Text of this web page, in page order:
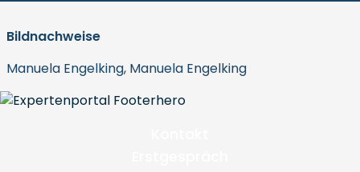
Bildnachweise
Manuela Engelking, Manuela Engelking